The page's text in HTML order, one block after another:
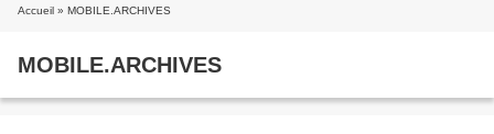
Accueil » MOBILE.ARCHIVES
MOBILE.ARCHIVES